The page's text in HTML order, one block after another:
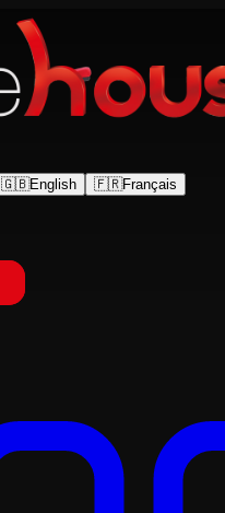
🇬🇧English 🇫🇷Français